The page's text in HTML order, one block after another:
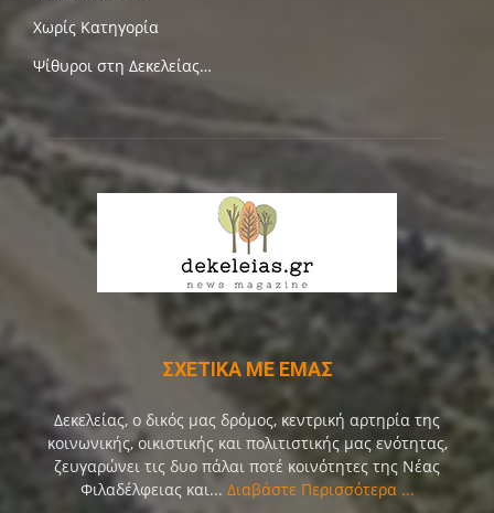
Χωρίς Κατηγορία
Ψίθυροι στη Δεκελείας…
ΣΧΕΤΙΚΑ ΜΕ ΕΜΑΣ
Δεκελείας, ο δικός μας δρόμος, κεντρική αρτηρία της
κοινωνικής, οικιστικής και πολιτιστικής μας ενότητας,
ζευγαρώνει τις δυο πάλαι ποτέ κοινότητες της Νέας
Φιλαδέλφειας και... Διαβάστε Περισσότερα ...